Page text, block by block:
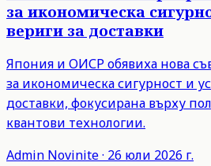
за икономическа
вериги за доставки
Япония и ОИСР обявиха нова
за икономическа сигурност и
доставки, фокусирана върху
квантови технологии.
Admin Novinite· 26 юли 2026 г.